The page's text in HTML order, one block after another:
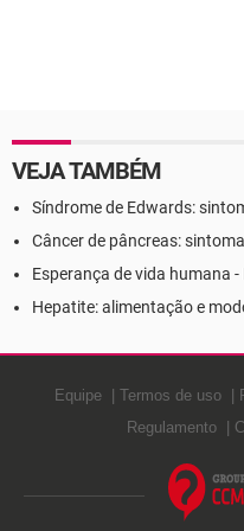
VEJA TAMBÉM
Síndrome de Edwards:
Câncer de pâncreas:
Esperança de vida humana
Hepatite: alimentação e
Equipe Termos de uso
Regulamento